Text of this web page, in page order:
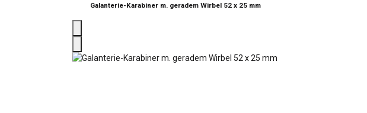
Galanterie-Karabiner m. geradem Wirbel 52 x 25 mm